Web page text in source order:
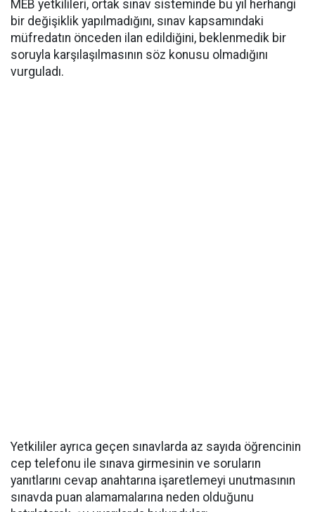
MEB yetkilileri, ortak sınav sisteminde bu yıl herhangi
bir değişiklik yapılmadığını, sınav kapsamındaki
müfredatın önceden ilan edildiğini, beklenmedik bir
soruyla karşılaşılmasının söz konusu olmadığını
vurguladı.
Yetkililer ayrıca geçen sınavlarda az sayıda öğrencinin
cep telefonu ile sınava girmesinin ve soruların
yanıtlarını cevap anahtarına işaretlemeyi unutmasının
sınavda puan alamamalarına neden olduğunu